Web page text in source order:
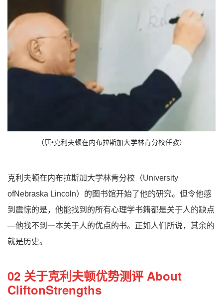
（唐•克利夫顿在内布拉斯加大学林肯分校任教）
克利夫顿在内布拉斯加大学林肯分校（University
ofNebraska Lincoln）的图书馆开始了他的研究。但令他感
到震惊的是，他能找到的所有心理学书籍都是关于人的缺点
—他找不到一本关于人的优点的书。正如人们所说，其余的
就是历史。
02 关于克利夫顿优势测评 About
CliftonStrengths